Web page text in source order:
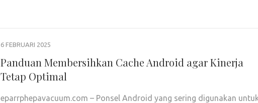
6 FEBRUARI 2025
Panduan Membersihkan Cache Android agar Kinerja
Tetap Optimal
eparrphepavacuum.com – Ponsel Android yang sering digunakan